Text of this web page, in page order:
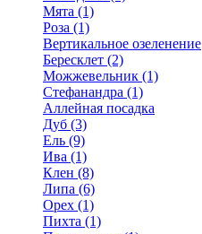
Мята (1)
Роза (1)
Вертикальное озеленение
Бересклет (2)
Можжевельник (1)
Стефанандра (1)
Аллейная посадка
Дуб (3)
Ель (9)
Ива (1)
Клен (8)
Липа (6)
Орех (1)
Пихта (1)